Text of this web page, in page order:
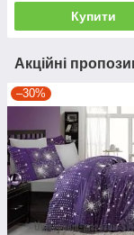
Купити
Акційні
–30%